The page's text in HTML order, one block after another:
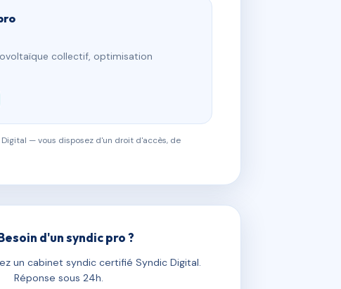
collectif, optimisation
— vous disposez d'un droit d'accès, de
d'un syndic pro ?
un cabinet syndic certifié Syndic Digital.
Réponse sous 24h.